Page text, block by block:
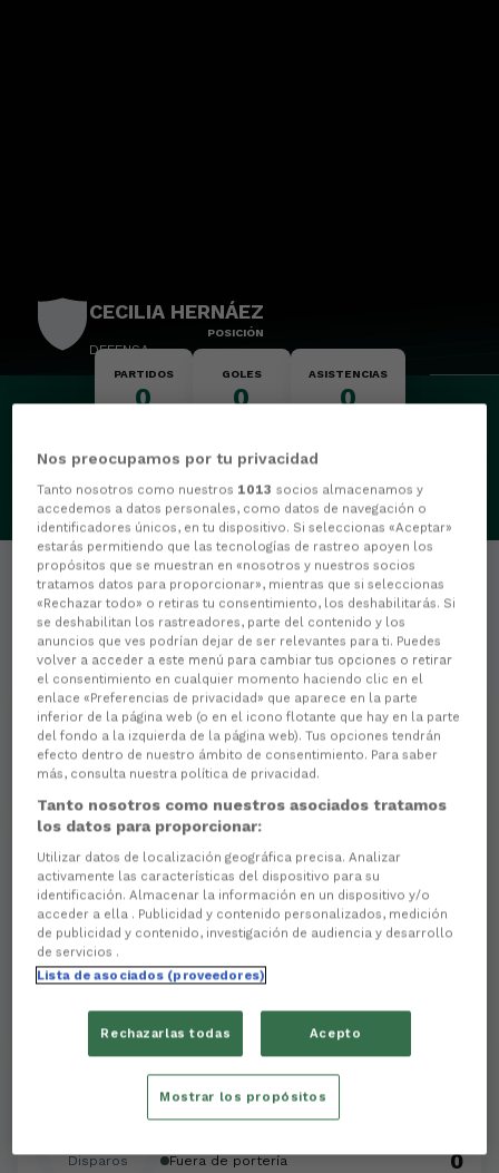
CECILIA HERNÁEZ
POSICIÓN
DEFENSA
PARTIDOS
0
GOLES
0
ASISTENCIAS
0
Estadísticas
0
PARTIDOS JUGADOS
0
0
Goles
Goles de cabeza
Disparos
A portería
Fuera de portería 0
Nos preocupamos por tu privacidad
Tanto nosotros como nuestros 1013 socios almacenamos y
accedemos a datos personales, como datos de navegación o
identificadores únicos, en tu dispositivo. Si seleccionas «Aceptar»
estarás permitiendo que las tecnologías de rastreo apoyen los
propósitos que se muestran en «nosotros y nuestros socios
tratamos datos para proporcionar», mientras que si seleccionas
«Rechazar todo» o retiras tu consentimiento, los deshabilitarás. Si
se deshabilitan los rastreadores, parte del contenido y los
anuncios que ves podrían dejar de ser relevantes para ti. Puedes
volver a acceder a este menú para cambiar tus opciones o retirar
el consentimiento en cualquier momento haciendo clic en el
enlace «Preferencias de privacidad» que aparece en la parte
inferior de la página web (o en el icono flotante que hay en la parte
del fondo a la izquierda de la página web). Tus opciones tendrán
efecto dentro de nuestro ámbito de consentimiento. Para saber
más, consulta nuestra política de privacidad.
Tanto nosotros como nuestros asociados tratamos
los datos para proporcionar:
Utilizar datos de localización geográfica precisa. Analizar
activamente las características del dispositivo para su
identificación. Almacenar la información en un dispositivo y/o
acceder a ella . Publicidad y contenido personalizados, medición
de publicidad y contenido, investigación de audiencia y desarrollo
de servicios .
Lista de asociados (proveedores)
Rechazarlas todas Acepto
Mostrar los propósitos